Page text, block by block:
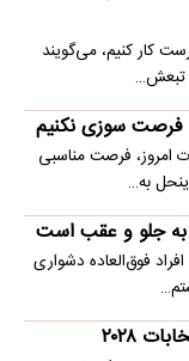
درست کار کنیم، می‌گویند
تبعش…
فرصت سوزی نکنیم
امروز، فرصت مناسبی
به…
به جلو و عقب است
فوق‌العاده دشواری
۲۰۲۸